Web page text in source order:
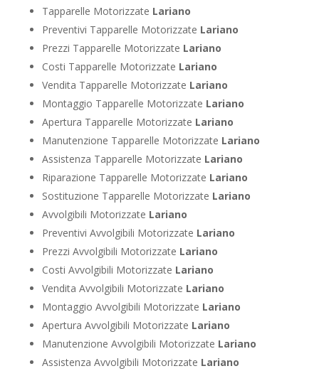
Tapparelle Motorizzate Lariano
Preventivi Tapparelle Motorizzate Lariano
Prezzi Tapparelle Motorizzate Lariano
Costi Tapparelle Motorizzate Lariano
Vendita Tapparelle Motorizzate Lariano
Montaggio Tapparelle Motorizzate Lariano
Apertura Tapparelle Motorizzate Lariano
Manutenzione Tapparelle Motorizzate Lariano
Assistenza Tapparelle Motorizzate Lariano
Riparazione Tapparelle Motorizzate Lariano
Sostituzione Tapparelle Motorizzate Lariano
Avvolgibili Motorizzate Lariano
Preventivi Avvolgibili Motorizzate Lariano
Prezzi Avvolgibili Motorizzate Lariano
Costi Avvolgibili Motorizzate Lariano
Vendita Avvolgibili Motorizzate Lariano
Montaggio Avvolgibili Motorizzate Lariano
Apertura Avvolgibili Motorizzate Lariano
Manutenzione Avvolgibili Motorizzate Lariano
Assistenza Avvolgibili Motorizzate Lariano